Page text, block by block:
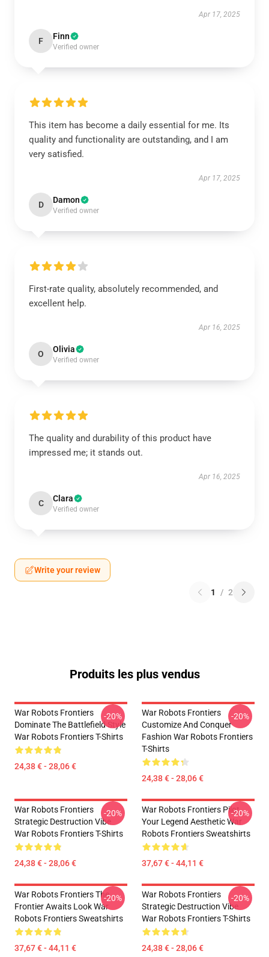
Apr 17, 2025
F Finn
Verified owner
This item has become a daily essential for me. Its
quality and functionality are outstanding, and I am
very satisfied.
Apr 17, 2025
D Damon
Verified owner
First-rate quality, absolutely recommended, and
excellent help.
Apr 16, 2025
O Olivia
Verified owner
The quality and durability of this product have
impressed me; it stands out.
Apr 16, 2025
C Clara
Verified owner
Write your review
1 / 2
Produits les plus vendus
War Robots Frontiers
Dominate The Battlefield Style
War Robots Frontiers T-Shirts
24,38 € - 28,06 €
-20%
War Robots Frontiers
Customize And Conquer
Fashion War Robots Frontiers
T-Shirts
24,38 € - 28,06 €
-20%
War Robots Frontiers
Strategic Destruction Vibe
War Robots Frontiers T-Shirts
24,38 € - 28,06 €
-20%
War Robots Frontiers Pilot
Your Legend Aesthetic War
Robots Frontiers Sweatshirts
37,67 € - 44,11 €
-20%
War Robots Frontiers The
Frontier Awaits Look War
Robots Frontiers Sweatshirts
37,67 € - 44,11 €
-20%
War Robots Frontiers
Strategic Destruction Vibe
War Robots Frontiers T-Shirts
24,38 € - 28,06 €
-20%